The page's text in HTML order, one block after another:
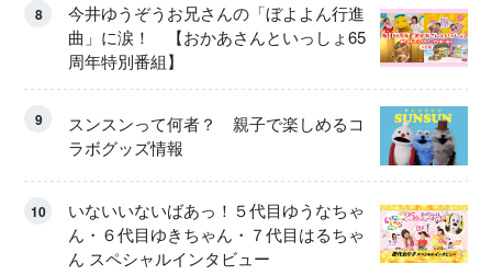
8
今井ゆうぞうお兄さんの「ぼよよん行進
曲」に涙！ 【おかあさんといっしょ65
周年特別番組】
9
スンスンって何者？ 親子で楽しめるコ
ラボグッズ情報
10
いないいないばあっ！５代目ゆうなちゃ
ん・６代目ゆきちゃん・７代目はるちゃ
ん スペシャルインタビュー